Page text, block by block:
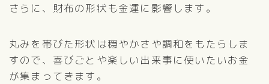
さらに、財布の形状も金運に影響します。
丸みを帯びた形状は穏やかさや調和をもたらしま
すので、喜びごとや楽しい出来事に使いたいお金
が集まってきます。